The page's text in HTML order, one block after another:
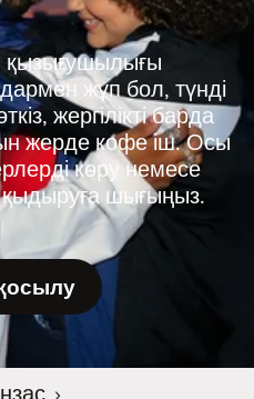
қызығушылығы
жұп бол, түнді
жергілікті барда
жерде кофе іш. Осы
көру немесе
қыдыруға шығыңыз.
›